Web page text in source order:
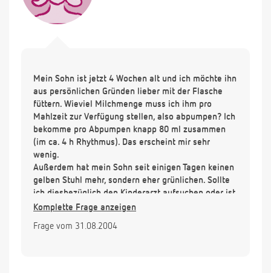
Mein Sohn ist jetzt 4 Wochen alt und ich möchte ihn
aus persönlichen Gründen lieber mit der Flasche
füttern. Wieviel Milchmenge muss ich ihm pro
Mahlzeit zur Verfügung stellen, also abpumpen? Ich
bekomme pro Abpumpen knapp 80 ml zusammen
(im ca. 4 h Rhythmus). Das erscheint mir sehr
wenig.
Außerdem hat mein Sohn seit einigen Tagen keinen
gelben Stuhl mehr, sondern eher grünlichen. Sollte
ich diesbezüglich den Kinderarzt aufsuchen oder ist
das normal?
Komplette Frage anzeigen
Frage vom 31.08.2004